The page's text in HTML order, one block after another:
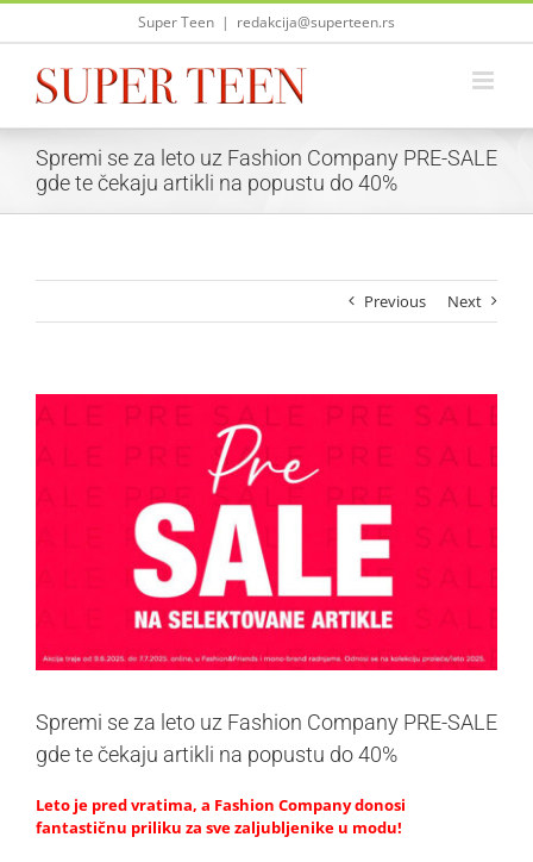
Skip
Super Teen | redakcija@superteen.rs
Spremi se za leto uz Fashion Company PRE-SALE
gde te čekaju artikli na popustu do 40%
Previous Next
Larger
Image
Spremi se za leto uz Fashion Company PRE-SALE
gde te čekaju artikli na popustu do 40%
Leto je pred vratima, a Fashion Company donosi
fantastičnu priliku za sve zaljubljenike u modu!